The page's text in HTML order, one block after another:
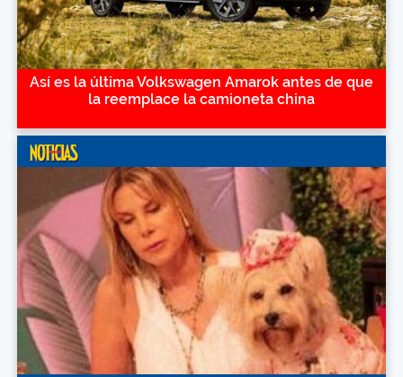
Así es la última Volkswagen Amarok antes de que
la reemplace la camioneta china